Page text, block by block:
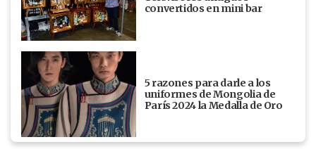
convertidos en mini bar
5 razones para darle a los
uniformes de Mongolia de
París 2024 la Medalla de Oro